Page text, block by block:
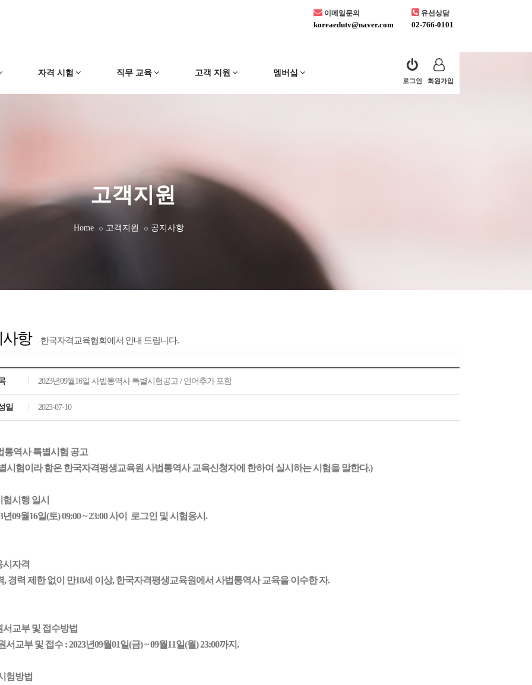
이메일문의
koreaedutv@naver.com
유선상담
02-766-0101
자격 시험 직무 교육 고객 지원 멤버십
로그인 회원가입
고객지원
Home 고객지원 공지사항
사항 한국자격교육협회에서 안내 드립니다.
2023년09월16일 사법통역사 특별시험공고 / 언어추가 포함
일 2023-07-10
통역사 특별시험 공고
시험이라 함은 한국자격평생교육원 사법통역사 교육신청자에 한하여 실시하는 시험을 말한다.)
험시행 일시
년09월16일(토) 09:00 ~ 23:00 사이 로그인 및 시험응시.
시자격
, 경력 제한 없이 만18세 이상, 한국자격평생교육원에서 사법통역사 교육을 이수한 자.
서교부 및 접수방법
서교부 및 접수 : 2023년09월01일(금) ~09월11일(월) 23:00까지.
험방법